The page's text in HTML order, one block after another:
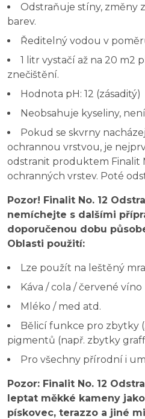
Odstraňuje stíny, změny
barev.
Ředitelný vodou v
1 litr vystačí až na 20 m2
znečištění.
Hodnota pH: 12 (zásaditý)
Neobsahuje kyseliny,
Pokud se skvrny
ochrannou vrstvou, je
odstranit produktem Finalit
ochranných vrstev. Poté
Pozor! Finalit No. 12
nemíchejte s dalšími
doporučenou dobu
Oblasti použití:
Lze použít na leštěný
Káva / cola / červené víno
Mléko / med atd.
Bělicí funkce pro zbytky
pigmentů (např. zbytky
Pro všechny přírodní i
Pozor: Finalit No. 12
leptat měkké kameny
pískovec, terazzo a jiné